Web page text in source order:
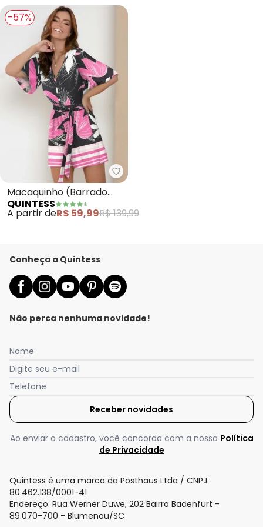
-57%
Quintess - Macaquinho
Macaquinho (Barrado
Rosa) com Decote V
QUINTESS
A partir deR$ 59,99R$ 139,99
Conheça a Quintess
Não perca nenhuma novidade!
Nome
Digite seu e-mail
Telefone
Receber novidades
Ao enviar o cadastro, você concorda com a nossa Política
de Privacidade
Quintess é uma marca da Posthaus Ltda / CNPJ:
80.462.138/0001-41
Endereço: Rua Werner Duwe, 202 Bairro Badenfurt -
89.070-700 - Blumenau/SC
Nós utilizamos cookies e tecnologias similares para melhorar sua
experiência de compra, incluindo conteúdo relevante e
publicidade personalizada. Ao continuar navegando, entendemos
que você está ciente e concorda com a nossa Política de
para saber mais.
Aceitar todos os cookies
Configurar privacidade